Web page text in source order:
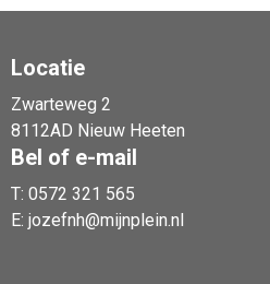
Locatie
Zwarteweg 2
8112AD Nieuw Heeten
Bel of e-mail
T: 0572 321 565
E: jozefnh@mijnplein.nl